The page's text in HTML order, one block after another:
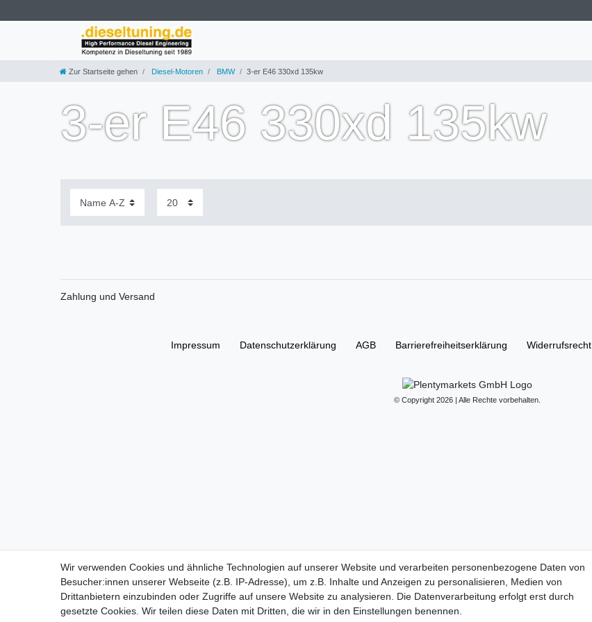
Zur Startseite gehen Diesel-Motoren BMW 3-er E46 330xd 135kw
3-er E46 330xd 135kw
Zahlung und Versand
Impressum Daten­schutz­erklärung AGB Barrierefreiheitserklärung Widerrufs­recht
© Copyright 2026 | Alle Rechte vorbehalten.
Wir verwenden Cookies und ähnliche Technologien auf unserer Website und verarbeiten personenbezogene Daten von
Besucher:innen unserer Webseite (z.B. IP-Adresse), um z.B. Inhalte und Anzeigen zu personalisieren, Medien von
Drittanbietern einzubinden oder Zugriffe auf unsere Website zu analysieren. Die Datenverarbeitung erfolgt erst durch
gesetzte Cookies. Wir teilen diese Daten mit Dritten, die wir in den Einstellungen benennen.